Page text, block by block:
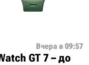
Вчера в 09:57
GT 7 – до